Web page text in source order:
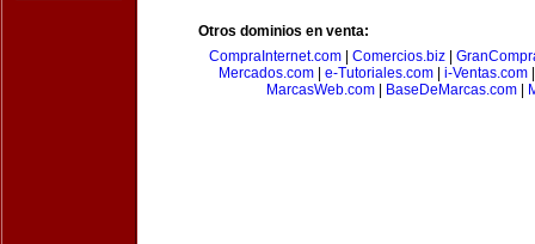
Otros dominios en venta:
CompraInternet.com| Comercios.biz|
Mercados.com
e-Tutoriales.com i-Ventas.com
MarcasWeb.com
BaseDeMarcas.com